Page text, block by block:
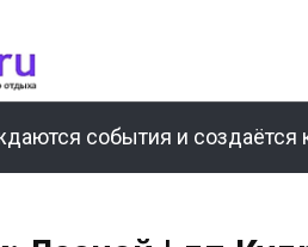
события и создаётся